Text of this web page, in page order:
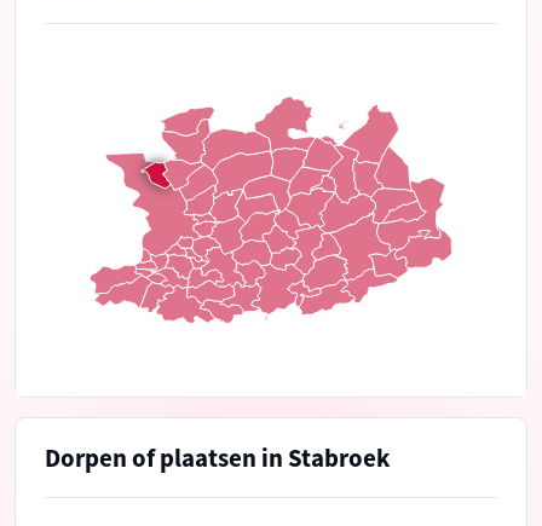
Dorpen of plaatsen in Stabroek